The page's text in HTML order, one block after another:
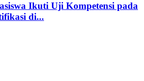
Ikuti Uji Kompetensi pada
di...